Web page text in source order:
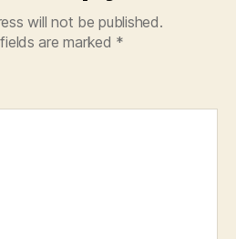
will not be published.
are marked *